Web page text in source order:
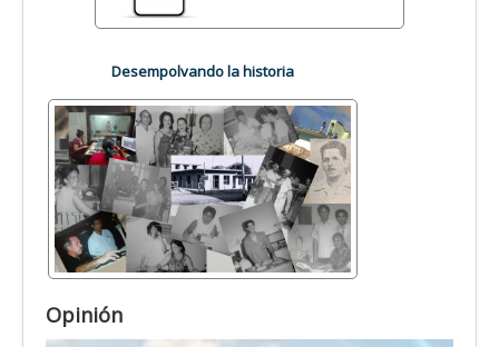
Desempolvando la historia
Opinión